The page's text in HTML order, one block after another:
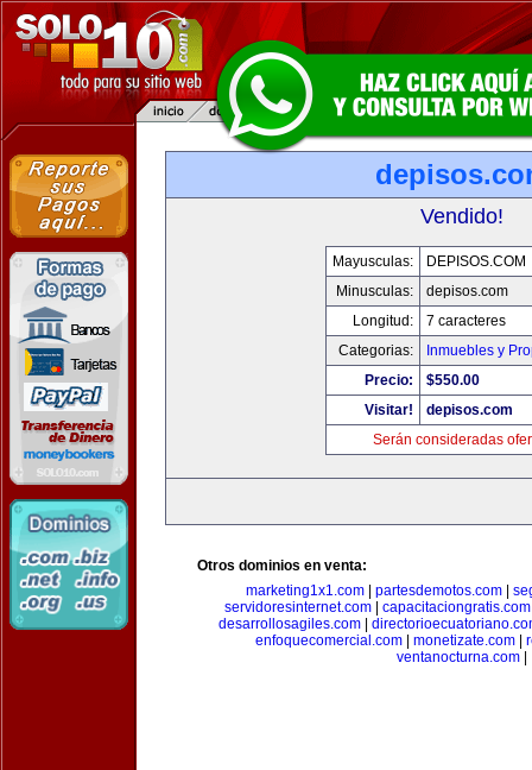
Vendido!
Mayusculas:
DEPISOS.COM
Minusculas:
depisos.com
Longitud:
7 caracteres
Categorias:
Inmuebles y
Precio:
$550.00
Visitar!
depisos.com
Serán consideradas
Otros dominios en venta:
marketing1x1.com| partesdemotos.com|
servidoresinternet.com| capacitaciongratis.com
desarrollosagiles.com
enfoquecomercial.com
monetizate.com
ventanocturna.com